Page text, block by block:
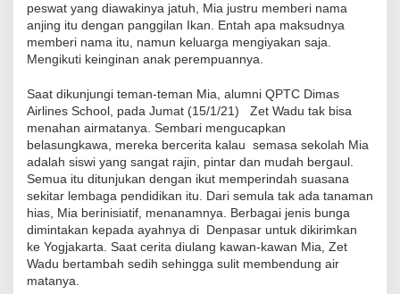
peswat yang diawakinya jatuh, Mia justru memberi nama
anjing itu dengan panggilan Ikan. Entah apa maksudnya
memberi nama itu, namun keluarga mengiyakan saja.
Mengikuti keinginan anak perempuannya.
Saat dikunjungi teman-teman Mia, alumni QPTC Dimas
Airlines School, pada Jumat (15/1/21) Zet Wadu tak bisa
menahan airmatanya. Sembari mengucapkan
belasungkawa, mereka bercerita kalau semasa sekolah Mia
adalah siswi yang sangat rajin, pintar dan mudah bergaul.
Semua itu ditunjukan dengan ikut memperindah suasana
sekitar lembaga pendidikan itu. Dari semula tak ada tanaman
hias, Mia berinisiatif, menanamnya. Berbagai jenis bunga
dimintakan kepada ayahnya di Denpasar untuk dikirimkan
ke Yogjakarta. Saat cerita diulang kawan-kawan Mia, Zet
Wadu bertambah sedih sehingga sulit membendung air
matanya.